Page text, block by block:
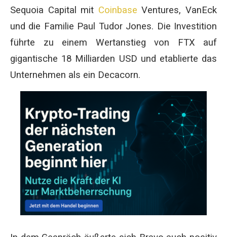
Sequoia Capital mit Coinbase Ventures, VanEck
und die Familie Paul Tudor Jones. Die Investition
führte zu einem Wertanstieg von FTX auf
gigantische 18 Milliarden USD und etablierte das
Unternehmen als ein Decacorn.